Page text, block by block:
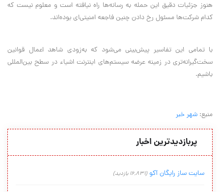
هنوز جزئیات دقیق این حمله به رسانه‌ها راه نیافته است و معلوم نیست که
کدام شرکت‌ها مسئول رخ دادن چنین فاجعه امنیتی‌ای بوده‌اند.
با تمامی این تفاسیر پیش‌بینی می‌شود که به‌زودی شاهد اعمال قوانین
سخت‌گیرانه‌تری در زمینه عرضه سیستم‌های اینترنت اشیاء در سطح بین‌المللی
باشیم.
منبع: شهر خبر
پربازدیدترین اخبار
سایت ساز رایگان آکو (16,831 بازدید)